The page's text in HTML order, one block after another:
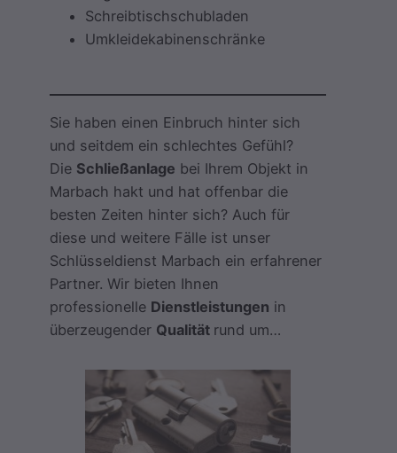
Schreibtischschubladen
Umkleidekabinenschränke
Sie haben einen Einbruch hinter sich
und seitdem ein schlechtes Gefühl?
Die Schließanlage bei Ihrem Objekt in
Marbach hakt und hat offenbar die
besten Zeiten hinter sich? Auch für
diese und weitere Fälle ist unser
Schlüsseldienst Marbach ein erfahrener
Partner. Wir bieten Ihnen
professionelle Dienstleistungen in
überzeugender Qualität rund um…